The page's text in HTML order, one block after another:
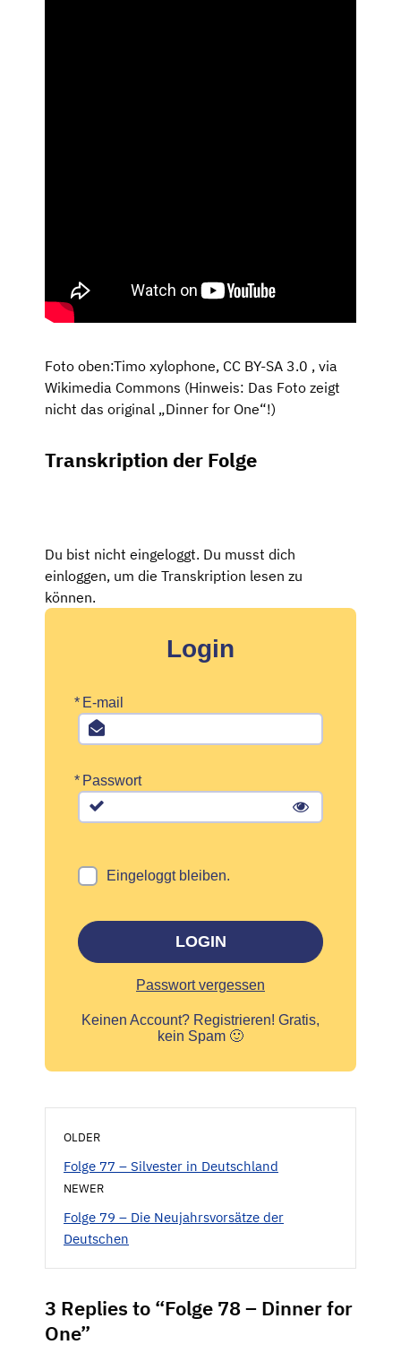
Foto oben:Timo xylophone, CC BY-SA 3.0 , via
Wikimedia Commons (Hinweis: Das Foto zeigt
nicht das original „Dinner for One“!)
Transkription der Folge
Du bist nicht eingeloggt. Du musst dich
einloggen, um die Transkription lesen zu
können.
Login
* E-mail
* Passwort
Eingeloggt bleiben.
LOGIN
Passwort vergessen
Keinen Account? Registrieren! Gratis,
kein Spam 🙂
OLDER
Folge 77 – Silvester in Deutschland
NEWER
Folge 79 – Die Neujahrsvorsätze der
Deutschen
3 Replies to “Folge 78 – Dinner for
One”